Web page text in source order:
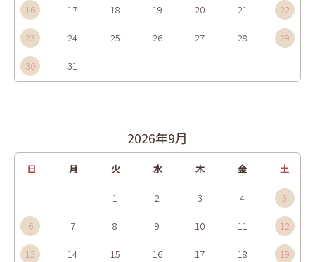
16 17 18 19 20 21 22
23 24 25 26 27 28 29
30 31
2026年9月
日 月 火 水 木 金 土
1 2 3 4 5
6 7 8 9 10 11 12
13 14 15 16 17 18 19